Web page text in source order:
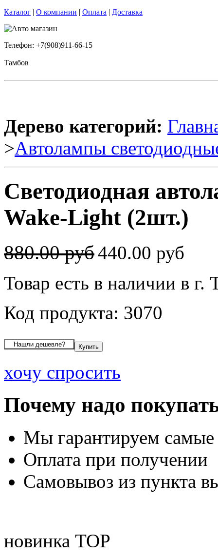
Каталог | О компании | Оплата | Доставка
Телефон: +7(908)911-66-15
Тамбов
Дерево категорий:
>Автолампы
Светодиодная
Wake-Light (2шт.)
880.00 руб440.00 руб
Товар есть в наличии в г.
Код продукта: 3070
хочу спросить
Почему надо
Мы гарантируем
Оплата при получении
Самовывоз из пункта
новинка TOP